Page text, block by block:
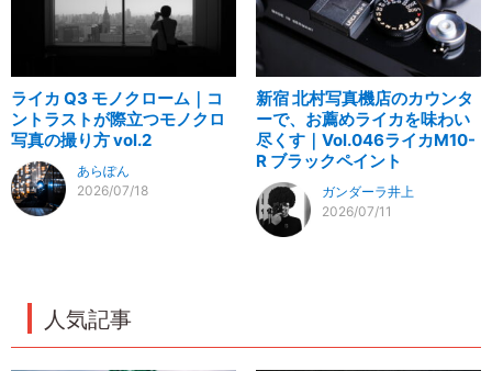
ライカ Q3 モノクローム｜コ
ントラストが際立つモノクロ
写真の撮り方 vol.2
あらぽん
2026/07/18
新宿 北村写真機店のカウンタ
ーで、お薦めライカを味わい
尽くす｜Vol.046ライカM10-
R ブラックペイント
ガンダーラ井上
2026/07/11
人気記事